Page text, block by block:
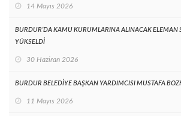
14 Mayıs 2026
BURDUR’DA KAMU KURUMLARINA ALINACAK ELEMAN
YÜKSELDİ
30 Haziran 2026
BURDUR BELEDİYE BAŞKAN YARDIMCISI MUSTAFA
11 Mayıs 2026